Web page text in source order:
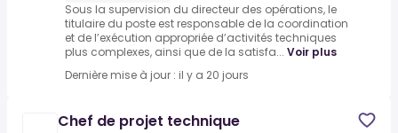
Sous la supervision du directeur des opérations, le
titulaire du poste est responsable de la coordination
et de l’exécution appropriée d’activités techniques
plus complexes, ainsi que de la satisfa... Voir plus
Dernière mise à jour : il y a 20 jours
Chef de projet technique